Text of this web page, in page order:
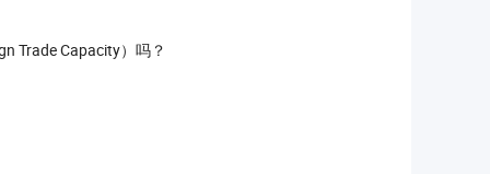
Trade Capacity）吗？